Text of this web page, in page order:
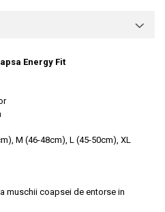
Energy Fit
M (46-48cm), L (45-50cm), XL
muschii coapsei de entorse in